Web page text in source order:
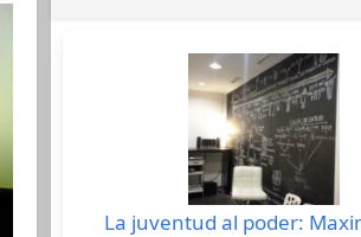
La juventud al poder: